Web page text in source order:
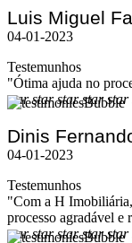
Luis Miguel
04-01-2023
Testemunhos
"Ótima ajuda no
star star star star star
Dinis
04-01-2023
Testemunhos
"Com a H
processo agradável
star star star star star